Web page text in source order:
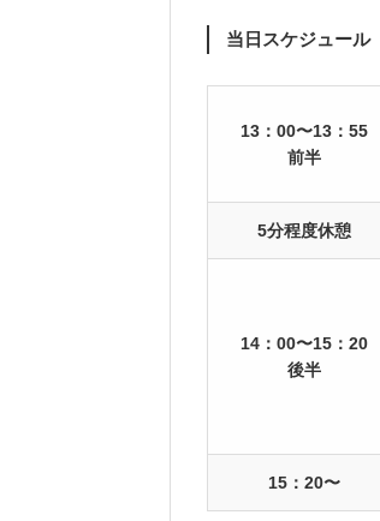
当日スケジュール
13：00〜13：55
前半
5分程度休憩
14：00〜15：20
後半
15：20〜